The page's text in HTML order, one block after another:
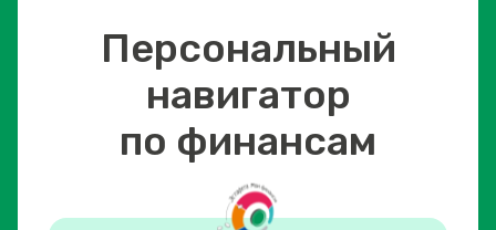
Персональный
навигатор
по финансам